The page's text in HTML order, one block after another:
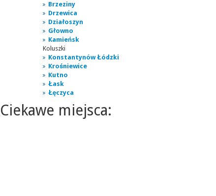
Brzeziny
Drzewica
Działoszyn
Głowno
Kamieńsk
Koluszki
Konstantynów Łódzki
Krośniewice
Kutno
Łask
Łęczyca
Ciekawe miejsca: